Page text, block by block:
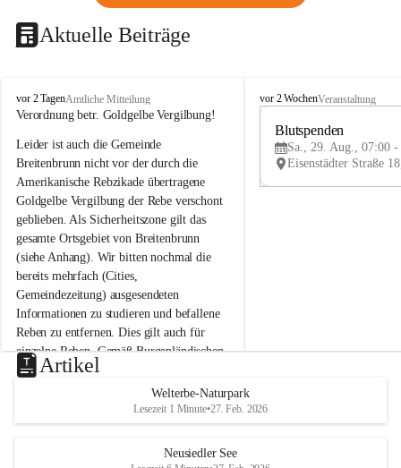
Aktuelle Beiträge
B
r
i
t
e
n
b
r
u
n
n
a
m
N
e
u
s
d
vor 2 TagenAmtliche Mitteilung
Verordnung betr. Goldgelbe Vergilbung!
Leider ist auch die Gemeinde
Breitenbrunn nicht vor der durch die
Amerikanische Rebzikade übertragene
Goldgelbe Vergilbung der Rebe verschont
geblieben. Als Sicherheitszone gilt das
gesamte Ortsgebiet von Breitenbrunn
(siehe Anhang). Wir bitten nochmal die
bereits mehrfach (Cities,
Gemeindezeitung) ausgesendeten
Informationen zu studieren und befallene
Reben zu entfernen. Dies gilt auch für
einzelne Reben. Gemäß Burgenländischen
Weinbaugesetz sind nicht gepflegte oder
unzulässige Weingärten zu roden! Bitte
helfen wir zusammen um unsere Winzer
vor den prognostizierten Ernteausfällen
und den daraus folgenden wirtschaftlichen
B
e
u
e
d
vor 2 WochenVeranstaltung
Blutspenden
Sa., 29. Aug., 07:00 -
Artikel
Welterbe-Naturpark
Lesezeit 1 Minute•27. Feb. 2026
Neusiedler See